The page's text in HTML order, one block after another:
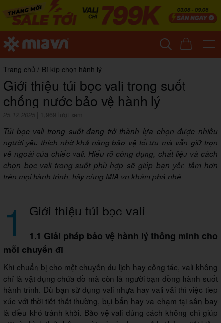
Trang chủ / Bí kíp chọn hành lý
Giới thiệu túi bọc vali trong suốt
chống nước bảo vệ hành lý
25.12.2025 1,969 lượt xem
Túi bọc vali trong suốt đang trở thành lựa chọn được nhiều
người yêu thích nhờ khả năng bảo vệ tối ưu mà vẫn giữ trọn
vẻ ngoài của chiếc vali. Hiểu rõ công dụng, chất liệu và cách
chọn bọc vali trong suốt phù hợp sẽ giúp bạn yên tâm hơn
trên mọi hành trình, hãy cùng MIA.vn khám phá nhé.
1 Giới thiệu túi bọc vali
1.1 Giải pháp bảo vệ hành lý thông minh cho
mỗi chuyến đi
Khi chuẩn bị cho một chuyến du lịch hay công tác, vali không
chỉ là vật dụng chứa đồ mà còn là người bạn đồng hành suốt
hành trình. Dù bạn sử dụng vali nhựa hay vali vải thì việc tiếp
xúc với thời tiết thất thường, bụi bẩn hay va chạm tại sân bay
là điều khó tránh khỏi. Bảo vệ vali đúng cách không chỉ giúp